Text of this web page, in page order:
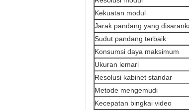
Kekuatan modul
Jarak pandang yang
Sudut pandang terbaik
Konsumsi daya maksimum
Ukuran lemari
Resolusi kabinet standar
Metode mengemudi
Kecepatan bingkai video